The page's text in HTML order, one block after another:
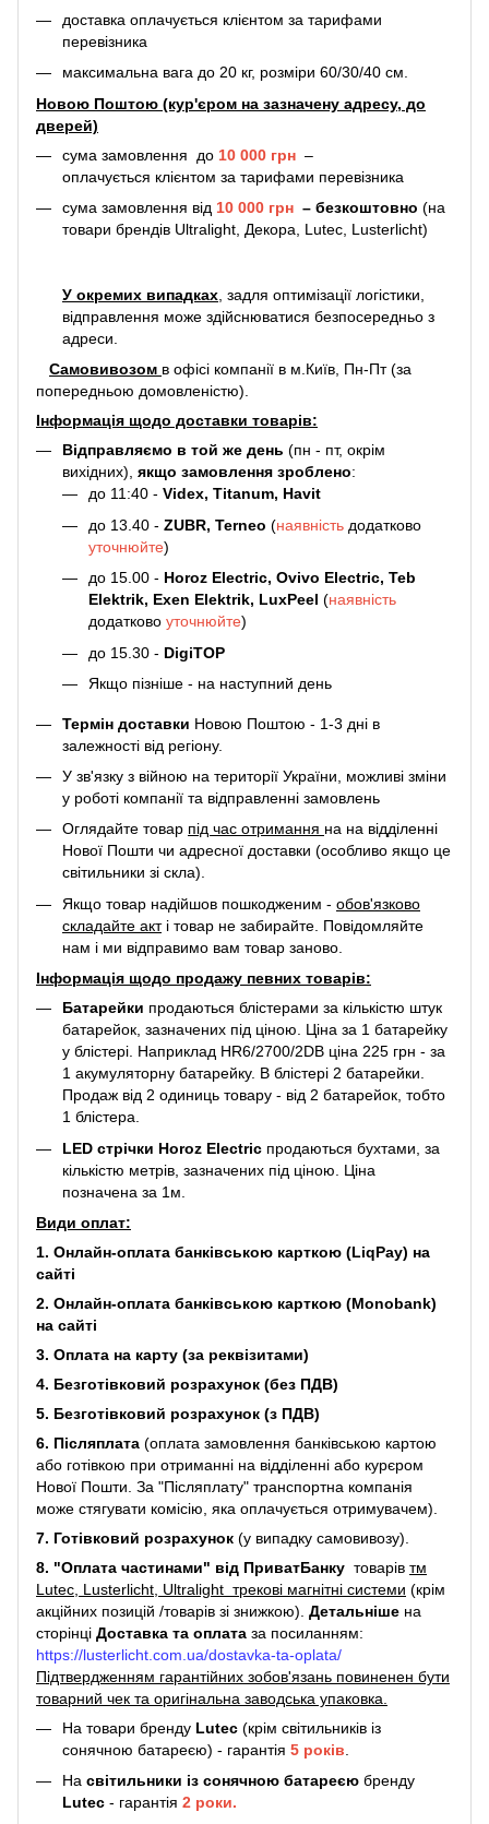
доставка оплачується клієнтом за тарифами
перевізника
максимальна вага до 20 кг, розміри 60/30/40 см.
Новою Поштою (кур'єром на зазначену адресу, до
дверей)
сума замовлення до 10 000 грн –
оплачується клієнтом за тарифами перевізника
сума замовлення від 10 000 грн – безкоштовно (на
товари брендів Ultralight, Декора, Lutec, Lusterlicht)
У окремих випадках , задля оптимізації логістики,
відправлення може здійснюватися безпосередньо з
адреси.
Самовивозом в офісі компанії в м.Київ, Пн-Пт (за
попередньою домовленістю).
Інформація щодо доставки товарів:
Відправляємо в той же день (пн - пт, окрім
вихідних), якщо замовлення зроблено:
до 11:40 - Videx, Titanum, Havit
до 13.40 - ZUBR, Terneo (наявність додатково
уточнюйте)
до 15.00 - Horoz Electric, Ovivo Electric, Teb
Elektrik, Exen Elektrik, LuxPeel (наявність
додатково уточнюйте)
до 15.30 - DigiTOP
Якщо пізніше - на наступний день
Термін доставки Новою Поштою - 1-3 дні в
залежності від регіону.
У зв'язку з війною на території України, можливі зміни
у роботі компанії та відправленні замовлень
Оглядайте товар під час отримання на на відділенні
Нової Пошти чи адресної доставки (особливо якщо це
світильники зі скла).
Якщо товар надійшов пошкодженим - обов'язково
складайте акт і товар не забирайте. Повідомляйте
нам і ми відправимо вам товар заново.
Інформація щодо продажу певних товарів:
Батарейки продаються блістерами за кількістю штук
батарейок, зазначених під ціною. Ціна за 1 батарейку
у блістері. Наприклад HR6/2700/2DB ціна 225 грн - за
1 акумуляторну батарейку. В блістері 2 батарейки.
Продаж від 2 одиниць товару - від 2 батарейок, тобто
1 блістера.
LED стрічки Horoz Electric продаються бухтами, за
кількістю метрів, зазначених під ціною. Ціна
позначена за 1м.
Види оплат:
1. Онлайн-оплата банківською карткою (LiqPay) на
сайті
2. Онлайн-оплата банківською карткою (Monobank)
на сайті
3. Оплата на карту (за реквізитами)
4. Безготівковий розрахунок (без ПДВ)
5. Безготівковий розрахунок (з ПДВ)
6. Післяплата (оплата замовлення банківською картою
або готівкою при отриманні на відділенні або курєром
Нової Пошти. За "Післяплату" транспортна компанія
може стягувати комісію, яка оплачується отримувачем).
7. Готівковий розрахунок (у випадку самовивозу).
8. "Оплата частинами" від ПриватБанку товарів тм
Lutec, Lusterlicht, Ultralight трекові магнітні системи (крім
акційних позицій /товарів зі знижкою). Детальніше на
сторінці Доставка та оплата за посиланням:
https://lusterlicht.com.ua/dostavka-ta-oplata/
Підтвердженням гарантійних зобов'язань повиненен бути
товарний чек та оригінальна заводська упаковка.
На товари бренду Lutec (крім світильників із
сонячною батареєю) - гарантія 5 років
На світильники із сонячною батареєю бренду
Lutec - гарантія 2 роки.